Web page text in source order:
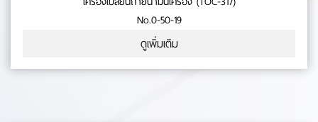
No.0-50-19
ดูเพิ่มเติม